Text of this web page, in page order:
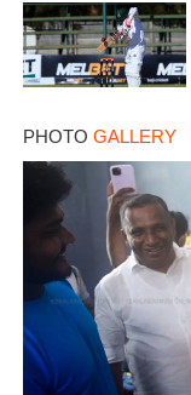
PHOTO GALLERY